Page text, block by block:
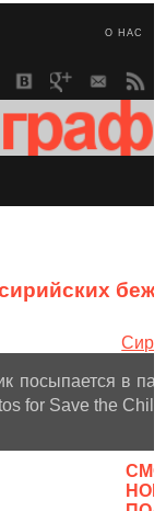
О НАС
посыпается в
for Save the